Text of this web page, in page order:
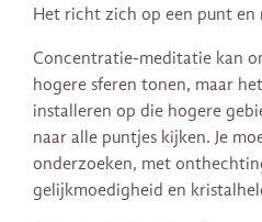
Het richt zich op een punt en
Concentratie-meditatie kan
hogere sferen tonen, maar
installeren op die hogere
naar alle puntjes kijken. Je
onderzoeken, met
gelijkmoedigheid en